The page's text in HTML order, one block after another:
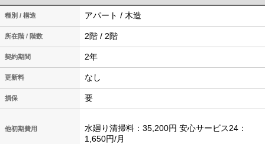
種別 / 構造 アパート / 木造
所在階 / 階数 2階 / 2階
契約期間 2年
更新料 なし
損保 要
他初期費用
水廻り清掃料：35,200円 安心サービス24：
1,650円/月